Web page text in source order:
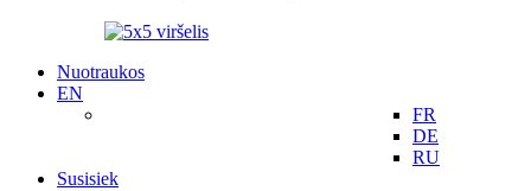
Nuotraukos
EN
FR
DE
RU
Susisiek